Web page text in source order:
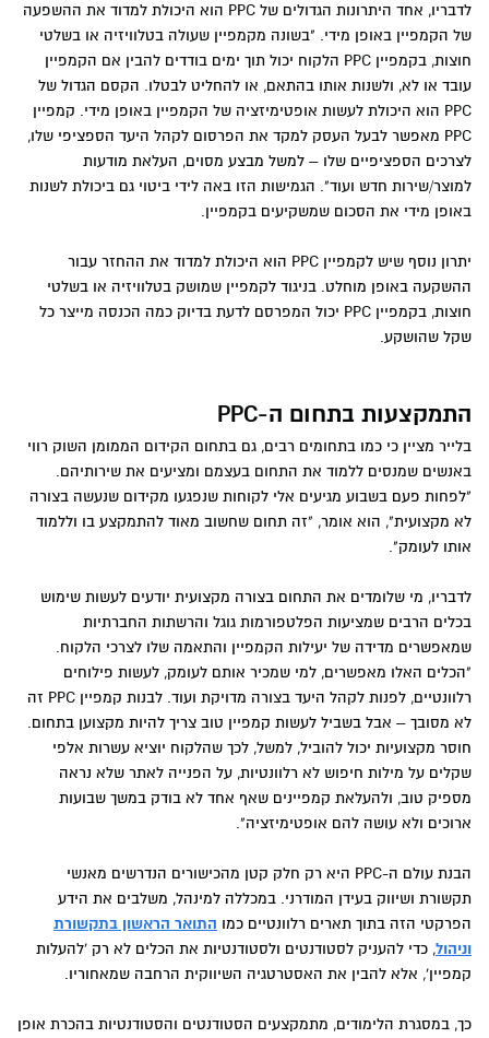
לדבריו, אחד היתרונות הגדולים של PPC הוא היכולת למדוד את ההשפעה
של הקמפיין באופן מידי. "בשונה מקמפיין שעולה בטלוויזיה או בשלטי
חוצות, בקמפיין PPC הלקוח יכול תוך ימים בודדים להבין אם הקמפיין
עובד או לא, ולשנות אותו בהתאם, או להחליט לבטלו. הקסם הגדול של
PPC הוא היכולת לעשות אופטימיזציה של הקמפיין באופן מידי. קמפיין
PPC מאפשר לבעל העסק למקד את הפרסום לקהל היעד הספציפי שלו,
לצרכים הספציפיים שלו – למשל מבצע מסוים, העלאת מודעות
למוצר/שירות חדש ועוד". הגמישות הזו באה לידי ביטוי גם ביכולת לשנות
באופן מידי את הסכום שמשקיעים בקמפיין.
יתרון נוסף שיש לקמפיין PPC הוא היכולת למדוד את ההחזר עבור
ההשקעה באופן מוחלט. בניגוד לקמפיין שמושק בטלוויזיה או בשלטי
חוצות, בקמפיין PPC יכול המפרסם לדעת בדיוק כמה הכנסה מייצר כל
שקל שהושקע.
התמקצעות בתחום ה-PPC
בלייר מציין כי כמו בתחומים רבים, גם בתחום הקידום הממומן השוק רווי
באנשים שמנסים ללמוד את התחום בעצמם ומציעים את שירותיהם.
"לפחות פעם בשבוע מגיעים אלי לקוחות שנפגעו מקידום שנעשה בצורה
לא מקצועית", הוא אומר, "זה תחום שחשוב מאוד להתמקצע בו וללמוד
אותו לעומק".
לדבריו, מי שלומדים את התחום בצורה מקצועית יודעים לעשות שימוש
בכלים הרבים שמציעות הפלטפורמות גוגל והרשתות החברתיות
שמאפשרים מדידה של יעילות הקמפיין והתאמה שלו לצרכי הלקוח.
"הכלים האלו מאפשרים, למי שמכיר אותם לעומק, לעשות פילוחים
רלוונטיים, לפנות לקהל היעד בצורה מדויקת ועוד. לבנות קמפיין PPC זה
לא מסובך – אבל בשביל לעשות קמפיין טוב צריך להיות מקצוען בתחום.
חוסר מקצועיות יכול להוביל, למשל, לכך שהלקוח יוציא עשרות אלפי
שקלים על מילות חיפוש לא רלוונטיות, על הפנייה לאתר שלא נראה
מספיק טוב, ולהעלאת קמפיינים שאף אחד לא בודק במשך שבועות
ארוכים ולא עושה להם אופטימיזציה".
הבנת עולם ה-PPC היא רק חלק קטן מהכישורים הנדרשים מאנשי
תקשורת ושיווק בעידן המודרני. במכללה למינהל, משלבים את הידע
הפרקטי הזה בתוך תארים רלוונטיים כמו התואר הראשון בתקשורת
וניהול, כדי להעניק לסטודנטים ולסטודנטיות את הכלים לא רק 'להעלות
קמפיין', אלא להבין את האסטרטגיה השיווקית הרחבה שמאחוריו.
כך, במסגרת הלימודים, מתמקצעים הסטודנטים והסטודנטיות בהכרת אופן